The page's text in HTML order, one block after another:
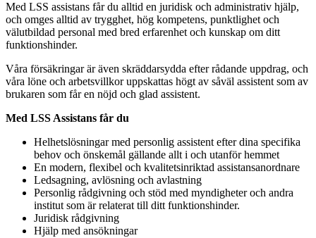
Med LSS assistans får du alltid en juridisk och administrativ hjälp,
och omges alltid av trygghet, hög kompetens, punktlighet och
välutbildad personal med bred erfarenhet och kunskap om ditt
funktionshinder.
Våra försäkringar är även skräddarsydda efter rådande uppdrag, och
våra löne och arbetsvillkor uppskattas högt av såväl assistent som av
brukaren som får en nöjd och glad assistent.
Med LSS Assistans får du
Helhetslösningar med personlig assistent efter dina specifika
behov och önskemål gällande allt i och utanför hemmet
En modern, flexibel och kvalitetsinriktad assistansanordnare
Ledsagning, avlösning och avlastning
Personlig rådgivning och stöd med myndigheter och andra
institut som är relaterat till ditt funktionshinder.
Juridisk rådgivning
Hjälp med ansökningar